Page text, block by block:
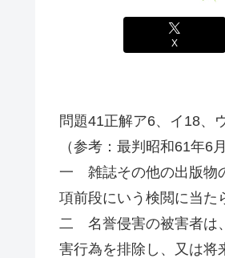
X
問題41正解ア6、イ18、
（参考：最判昭和61年6
一 雑誌その他の出版物
項前段にいう検閲に当た
二 名誉侵害の被害者は
害行為を排除し、又は将